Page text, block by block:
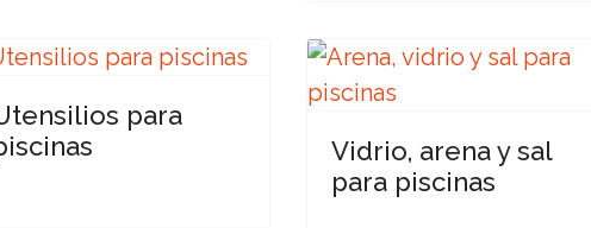
para
Vidrio, arena y sal
para piscinas